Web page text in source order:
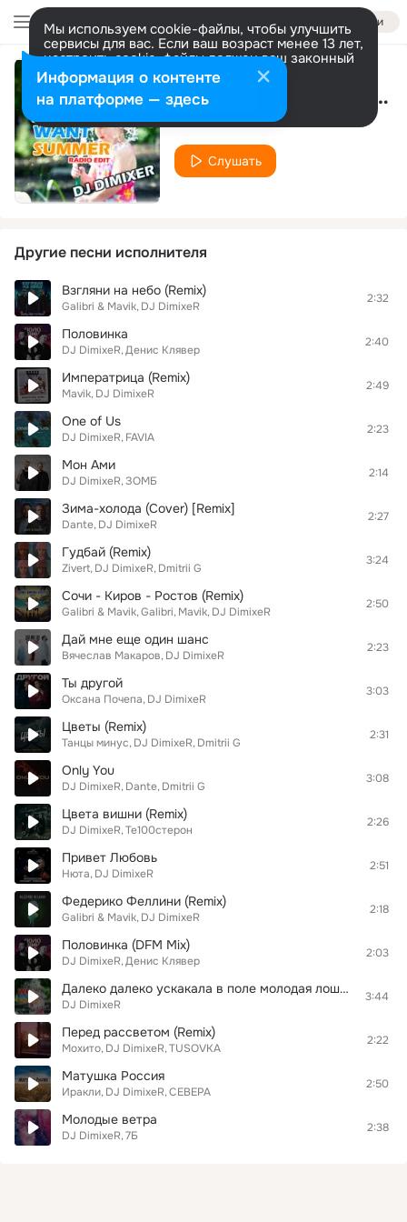
Войти
Мы используем cookie-файлы, чтобы улучшить
сервисы для вас. Если ваш возраст менее 13 лет,
настроить cookie-файлы должен ваш законный
представитель. Больше информации
Разрешить все Настроить С Новым годом! (Ёлочка ремикс)
DJ DimixeR
Слушать
Другие песни исполнителя
Взгляни на небо (Remix)
Galibri & Mavik DJ DimixeR
2:32
Половинка
DJ DimixeR Денис Клявер
2:40
Императрица (Remix)
Mavik DJ DimixeR
2:49
One of Us
DJ DimixeR FAVIA
2:23
Мон Ами
DJ DimixeR ЗОМБ
2:14
Зима-холода (Cover) [Remix]
Dante DJ DimixeR
2:27
Гудбай (Remix)
Zivert DJ DimixeR Dmitrii G
3:24
Сочи - Киров - Ростов (Remix)
Galibri & Mavik Galibri Mavik DJ DimixeR
2:50
Дай мне еще один шанс
Вячеслав Макаров DJ DimixeR
2:23
Ты другой
Оксана Почепа DJ DimixeR
3:03
Цветы (Remix)
Танцы минус DJ DimixeR Dmitrii G
2:31
Only You
DJ DimixeR Dante Dmitrii G
3:08
Цвета вишни (Remix)
DJ DimixeR Те100стерон
2:26
Привет Любовь
Нюта DJ DimixeR
2:51
Федерико Феллини (Remix)
Galibri & Mavik DJ DimixeR
2:18
Половинка (DFM Mix)
DJ DimixeR Денис Клявер
2:03
Далеко далеко ускакала в поле молодая лошадь (Origina Mix)
DJ DimixeR
3:44
Перед рассветом (Remix)
Мохито DJ DimixeR TUSOVKA
2:22
Матушка Россия
Иракли DJ DimixeR СЕВЕРА
2:50
Молодые ветра
DJ DimixeR 7Б
2:38
Информация о контенте
на платформе — здесь